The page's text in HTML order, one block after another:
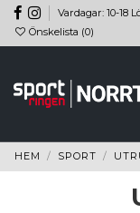
Vardagar: 10-18
Önskelista (0)
HEM SPORT